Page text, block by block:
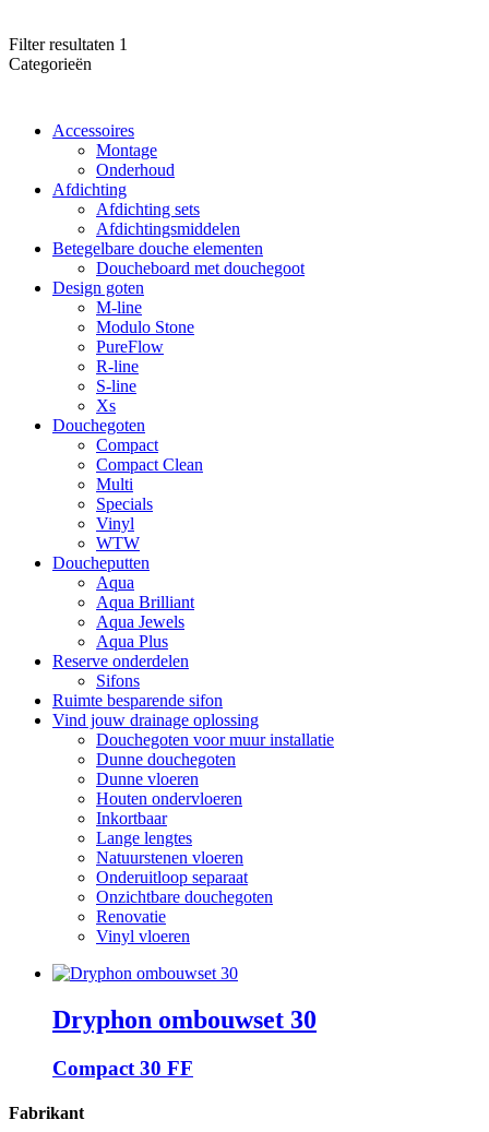
Filter resultaten 1
Categorieën
Accessoires
Montage
Onderhoud
Afdichting
Afdichting sets
Afdichtingsmiddelen
Betegelbare douche elementen
Doucheboard met douchegoot
Design goten
M-line
Modulo Stone
PureFlow
R-line
S-line
Xs
Douchegoten
Compact
Compact Clean
Multi
Specials
Vinyl
WTW
Doucheputten
Aqua
Aqua Brilliant
Aqua Jewels
Aqua Plus
Reserve onderdelen
Sifons
Ruimte besparende sifon
Vind jouw drainage oplossing
Douchegoten voor muur installatie
Dunne douchegoten
Dunne vloeren
Houten ondervloeren
Inkortbaar
Lange lengtes
Natuurstenen vloeren
Onderuitloop separaat
Onzichtbare douchegoten
Renovatie
Vinyl vloeren
Dryphon ombouwset 30
Compact 30 FF
Fabrikant